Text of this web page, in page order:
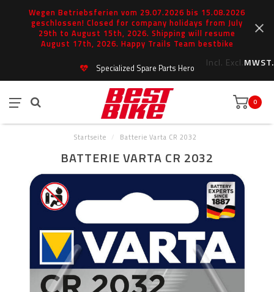
Wegen Betriebsferien vom 29.07.2026 bis 15.08.2026
geschlossen! Closed for company holidays from July
29th to August 15th, 2026. Shipping will resume
August 17th, 2026. Happy Trails Team bestbike
Incl. Excl.MWST.
Specialized Spare Parts Hero
0
Startseite / Batterie Varta CR 2032
BATTERIE VARTA CR 2032